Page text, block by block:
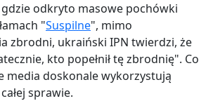
gdzie odkryto masowe pochówki
"Suspilne", mimo
zbrodni, ukraiński IPN twierdzi, że
kto popełnił tę zbrodnię". Co
media doskonale wykorzystują
sprawie.